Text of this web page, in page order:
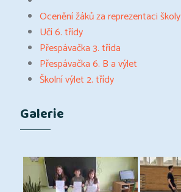
Ocenění žáků za reprezentaci školy
Učí 6. třídy
Přespávačka 3. třída
Přespávačka 6. B a výlet
Školní výlet 2. třídy
Galerie